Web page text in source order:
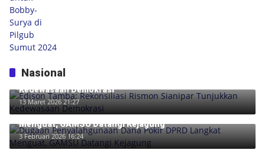
Nasional
Edison Tamba: Rekonsiliasi Rismon Sianipar Tunjukkan
Kedewasaan Demokrasi
13 Maret 2026 21:27
Dugaan Penyalahgunaan Dana Pokir DPRD Langkat
Menguat, GAMSU Datangi Kejagung
3 Februari 2026 16:24